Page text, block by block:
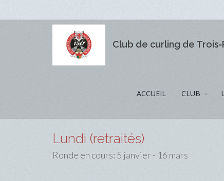
Club de curling de
ACCUEIL CLUB
Lundi (retraités)
Ronde en cours: 5 janvier - 16 mars